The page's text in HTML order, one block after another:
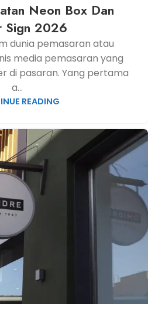
Neon Box Dan
Sign 2026
dunia pemasaran atau
media pemasaran yang
di pasaran. Yang pertama
a...
READING